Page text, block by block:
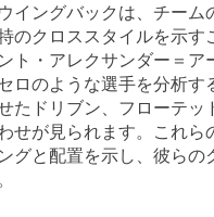
イングバックは、チーム
のクロススタイルを示す
ト・アレクサンダー＝ア
ロのような選手を分析す
たドリブン、フローテッ
せが見られます。これら
グと配置を示し、彼らの